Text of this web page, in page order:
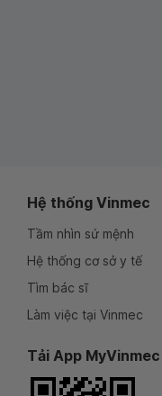
Hệ thống Vinmec
Tầm nhìn sứ mệnh
Hệ thống cơ sở y tế
Tìm bác sĩ
Làm việc tại Vinmec
Tải App MyVinmec